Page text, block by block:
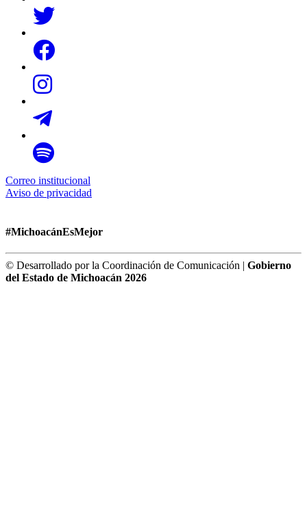
Correo institucional
Aviso de privacidad
#MichoacánEsMejor
© Desarrollado por la Coordinación de Comunicación | Gobierno
del Estado de Michoacán 2026